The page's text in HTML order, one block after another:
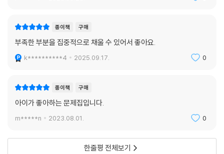
종이책 구매
부족한 부분을 집중적으로 채울 수 있어서 좋아요.
k**********4 2025.09.17. 0
종이책 구매
아이가 좋아하는 문제집입니다.
m*****n 2023.08.01. 0
한줄평 전체보기